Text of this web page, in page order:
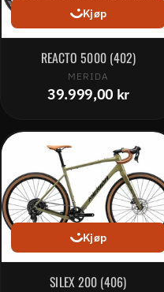
Kjøp
REACTO 5000 (402)
MERIDA
39.999,00 kr
Kjøp
SILEX 200 (406)